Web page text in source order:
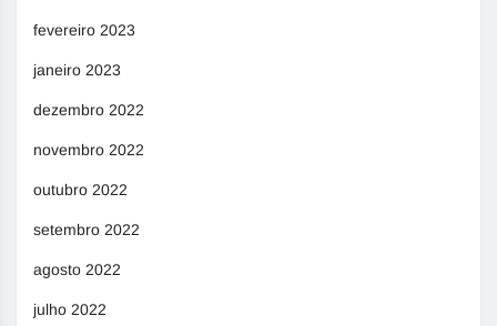
fevereiro 2023
janeiro 2023
dezembro 2022
novembro 2022
outubro 2022
setembro 2022
agosto 2022
julho 2022